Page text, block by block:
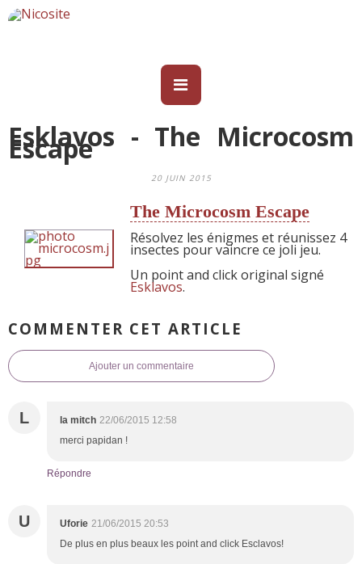
Esklavos - The Microcosm
Escape
20 JUIN 2015
The Microcosm Escape
Résolvez les énigmes et réunissez 4
insectes pour vaincre ce joli jeu.
Un point and click original signé
Esklavos.
COMMENTER CET ARTICLE
Ajouter un commentaire
L la mitch 22/06/2015 12:58
merci papidan !
Répondre
U Uforie 21/06/2015 20:53
De plus en plus beaux les point and click Esclavos!